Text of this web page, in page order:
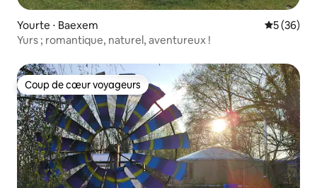
Yourte ⋅ Baexem
5 (36)
Yurs ; romantique, naturel, aventureux !
Coup de cœur voyageurs
Coup de cœur voyageurs